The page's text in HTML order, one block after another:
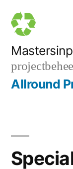
Naar
inhoud
springen
Allround